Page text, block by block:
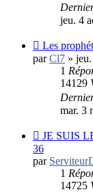
jeu. 4
Les
parCl7 »
1
14129
mar. 3
JE SUIS
36
par
1
14725